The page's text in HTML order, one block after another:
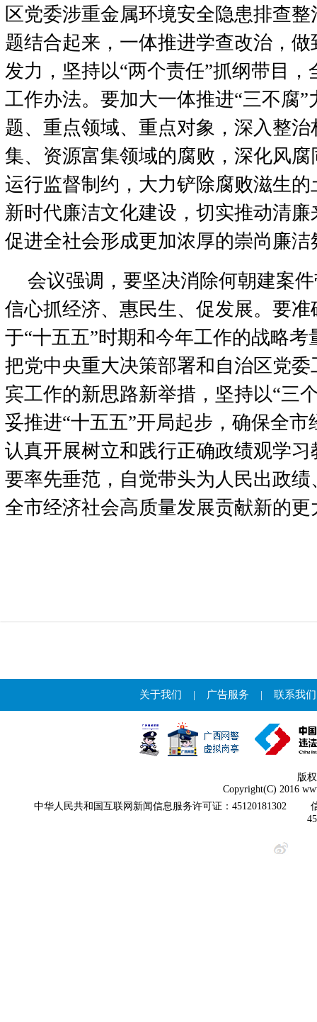
区党委涉重金属环境安全隐患排查
题结合起来，一体推进学查改治，做
发力，坚持以“两个责任”抓纲带目，
工作办法。要加大一体推进“三不腐
题、重点领域、重点对象，深入整
集、资源富集领域的腐败，深化风
运行监督制约，大力铲除腐败滋生
新时代廉洁文化建设，切实推动清
促进全社会形成更加浓厚的崇尚廉洁
会议强调，要坚决消除何朝建案
信心抓经济、惠民生、促发展。要
于“十五五”时期和今年工作的战略
把党中央重大决策部署和自治区党
宾工作的新思路新举措，坚持以“三
妥推进“十五五”开局起步，确保全
认真开展树立和践行正确政绩观学
要率先垂范，自觉带头为人民出政
全市经济社会高质量发展贡献新的更
关于我们 | 广告服务 | 联系我们
版
Copyright(C) 2016
中华人民共和国互联网新闻信息服务许可证：45120181302